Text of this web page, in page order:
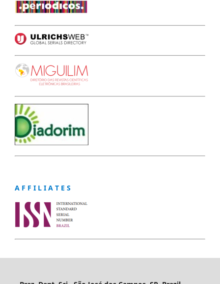
A F F I L I A T E S